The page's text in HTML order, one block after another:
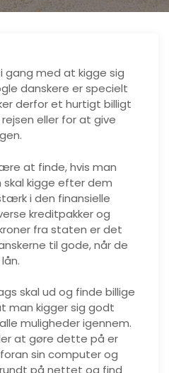
gang med at kigge sig
danskere er specielt
derfor et hurtigt billigt
eller for at give
at finde, hvis man
skal kigge efter dem
i den finansielle
kreditpakker og
fra staten er det
til gode, når de
skal ud og finde billige
man kigger sig godt
muligheder igennem.
at gøre dette på er
sin computer og
rundt på nettet og find